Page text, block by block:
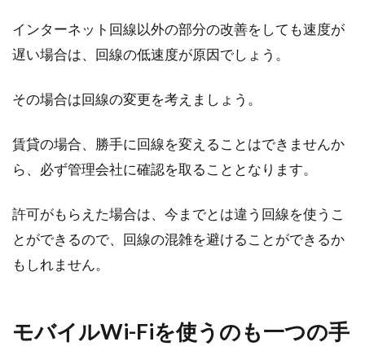
インターネット回線以外の部分の改善をしても速度が
遅い場合は、回線の低速度が原因でしょう。
その場合は回線の変更を考えましょう。
賃貸の場合、勝手に回線を変えることはできませんか
ら、必ず管理会社に確認を取ることとなります。
許可がもらえた場合は、今までとは違う回線を使うこ
とができるので、回線の混雑を避けることができるか
もしれません。
モバイルWi-Fiを使うのも一つの手